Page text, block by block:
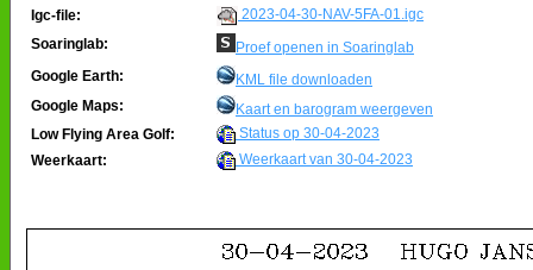
Igc-file:
2023-04-30-NAV-5FA-01.igc
Soaringlab:
Proef openen in Soaringlab
Google Earth:
KML file downloaden
Google Maps:
Kaart en barogram weergeven
Low Flying Area Golf:
Status op 30-04-2023
Weerkaart:
Weerkaart van 30-04-2023